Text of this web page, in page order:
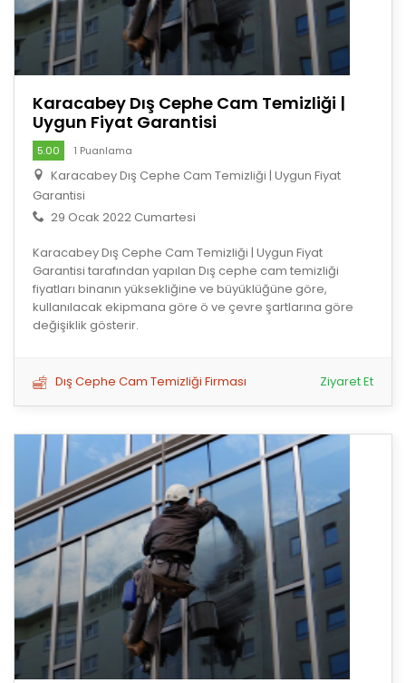
Karacabey Dış Cephe Cam Temizliği |
Uygun Fiyat Garantisi
5.00 1 Puanlama
Karacabey Dış Cephe Cam Temizliği | Uygun Fiyat
Garantisi
29 Ocak 2022 Cumartesi
Karacabey Dış Cephe Cam Temizliği | Uygun Fiyat
Garantisi tarafından yapılan Dış cephe cam temizliği
fiyatları binanın yüksekliğine ve büyüklüğüne göre,
kullanılacak ekipmana göre ö ve çevre şartlarına göre
değişiklik gösterir.
Dış Cephe Cam Temizliği Firması Ziyaret Et